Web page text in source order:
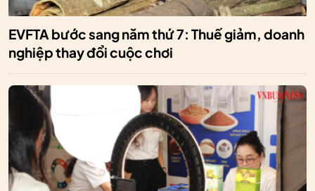
EVFTA bước sang năm thứ 7: Thuế giảm, doanh
nghiệp thay đổi cuộc chơi